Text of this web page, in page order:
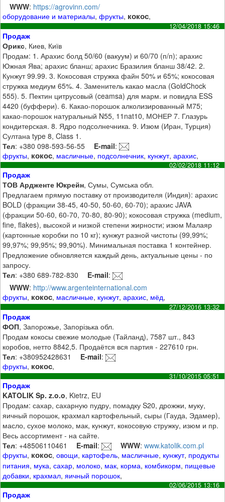
WWW: https://agrovinn.com/
оборудование и материалы,фрукты, кокос,
12/04/2018 15:46
Продаж
Орикс, Киев, Київ
Продам: 1. Арахис болд 50/60 (вакуум) и 60/70 (п/п); арахис
Южная Ява; арахис бланш; арахис Бразилия бланш 38/42. 2.
Кунжут 99.99. 3. Кокосовая стружка файн 50% и 65%; кокосовая
стружка медиум 65%. 4. Заменитель какао масла (GoldChock
555). 5. Пектин цитрусовый (ceamsa) для марм. и повидла ESS
4420 (буффери). 6. Какао-порошок алколизированный М75;
какао-порошок натуральный N55, 11nat10, МОНЕР 7. Глазурь
кондитерская. 8. Ядро подсолнечника. 9. Изюм (Иран, Турция)
Султана type 8, Class 1.
Тел: +380 098-593-56-55 E-mail:
фрукты, кокос, масличные, подсолнечник, кунжут,арахис,
02/02/2018 11:12
Продаж
ТОВ Ардженте Юкрейн, Сумы, Сумська обл.
Предлагаем прямую поставку от производителя (Индия): арахис
BOLD (фракции 38-45, 40-50, 50-60, 60-70); арахис JAVA
(фракции 50-60, 60-70, 70-80, 80-90); кокосовая стружка (medium,
fine, flakes), высокой и низкой степени жирности; изюм Малаяр
(картонные коробки по 10 кг); кунжут разной чистоты (99,99%;
99,97%; 99,95%; 99,90%). Минимальная поставка 1 контейнер.
Предложение обновляется каждый день, актуальные цены - по
запросу.
Тел: +380 689-782-830 E-mail:
WWW: http://www.argenteinternational.com
фрукты, кокос, масличные, кунжут,арахис, мёд,
27/12/2016 13:32
Продаж
ФОП, Запорожье, Запорізька обл.
Продам кокосы свежие молодые (Тайланд), 7587 шт., 843
коробов, нетто 8842,5. Продаётся вся партия - 227610 грн.
Тел: +380952428631 E-mail:
фрукты, кокос,
31/10/2015 05:51
Продаж
KATOLIK Sp. z.o.o, Kietrz, EU
Продам: сахар, сахарную пудру, помадку S20, дрожжи, муку,
яичный порошок, крахмал картофельный, сыры (Гауда, Эдамер),
масло, сухое молоко, мак, кунжут, кокосовую стружку, изюм и пр.
Весь ассортимент - на сайте.
Тел: +48506110461 E-mail: WWW:www.katolik.com.pl
фрукты, кокос,овощи, картофель, масличные, кунжут, продукты
питания, мука,сахар, молоко, мак, корма, комбикорм, пищевые
добавки, крахмал,яичный порошок,
02/06/2015 13:16
Продаж